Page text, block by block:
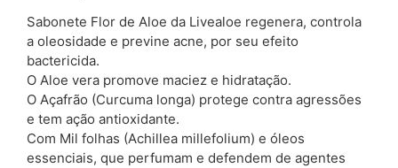
Sabonete Flor de Aloe da Livealoe regenera, controla
a oleosidade e previne acne, por seu efeito
bactericida.
O Aloe vera promove maciez e hidratação.
O Açafrão (Curcuma longa) protege contra agressões
e tem ação antioxidante.
Com Mil folhas (Achillea millefolium) e óleos
essenciais, que perfumam e defendem de agentes